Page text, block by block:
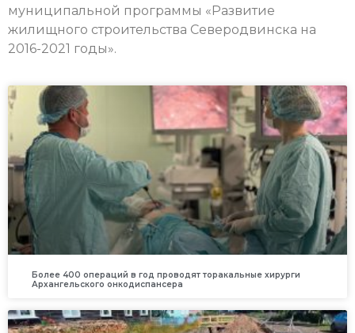
муниципальной программы «Развитие
жилищного строительства Северодвинска на
2016-2021 годы».
Более 400 операций в год проводят торакальные хирурги
Архангельского онкодиспансера